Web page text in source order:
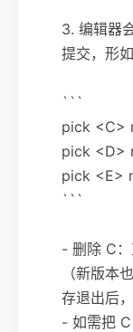
3. 编辑器
提交，形如
```
pick <C>
pick <D>
pick <E>
```
- 删除 C
（新版
存退出后
- 如需把